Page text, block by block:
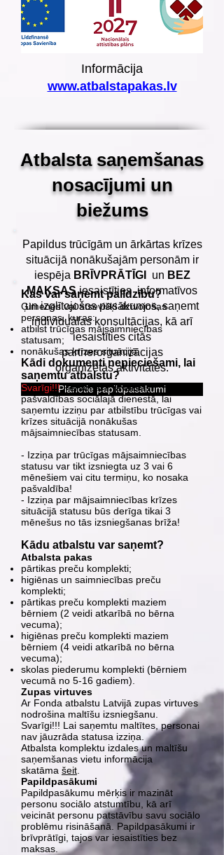
Informācija
www.atbalstapakas.lv
Atbalsta saņemšanas
nosacījumi un
biežums
Papildus trūcīgām un ārkārtas krīzes
situācijā nonākušajām personām ir
iespēja BRĪVPRĀTĪGI un BEZ
MAKSASiesaistīties informatīvos
un izglītojošos pasākumos, saņemt
individuālas konsultācijas, kā arī
iesaistīties citās
partnerorganizācijas
organizētās aktivitātēs.
Plānotie papildpasākumi
Kas var saņemt palīdzību?
Ģimenes vai atsevišķi dzīvojošas
personas, kuras:
atbilst trūcīgas mājsaimniecības
statusam;
nonākušas krīzes situācijā.
Kādi dokumenti nepieciešami, lai
saņemtu atbalstu?
Svarīgi!!!Personai ir jāvēršas
pašvaldības sociālajā dienestā, lai
saņemtu izziņu par atbilstību trūcīgas vai
krīzes situācijā nonākušas
mājsaimniecības statusam.
- Izziņa par trūcīgas mājsaimniecības
statusu var tikt izsniegta uz 3 vai 6
mēnešiem vai citu termiņu, ko nosaka
pašvaldība!
- Izziņa par mājsaimniecības krīzes
situācijā statusu būs derīga tikai 3
mēnešus no tās izsniegšanas brīža!
Kādu atbalstu var saņemt?
Atbalsta pakas
pārtikas preču komplekti;
higiēnas un saimniecības preču
komplekti;
pārtikas preču komplekti maziem
bērniem (2 veidi atkarībā no bērna
vecuma);
higiēnas preču komplekti maziem
bērniem (4 veidi atkarībā no bērna
vecuma);
skolas piederumu komplekti (bērniem
vecumā no 5-16 gadiem).
Zupas virtuves
Ar Fonda atbalstu Latvijā zupas virtuves
nodrošina maltīšu izsniegšanu.
Svarīgi!!! Lai saņemtu maltītes, personai
nav jāuzrāda statusa izziņa.
Atbalsta komplektu izdales un maltīšu
saņemšanas vietu informācija
skatāma šeit
Papildpasākumi
Papildpasākumu mērķis ir mazināt
personu sociālo atstumtību, kā arī
veicināt personu patstāvību savu sociālo
problēmu risināšanā. Papildpasākumi ir
brīvprātīgi, tajos var iesaistīties bez
maksas.